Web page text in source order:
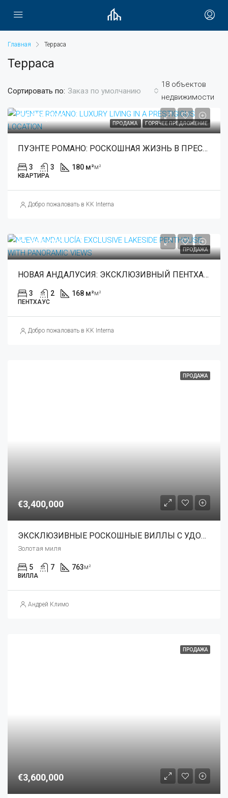
Главная Терраса
Терраса
18 объектов
недвижимости
Сортировать по: Заказ по умолчанию
ПРОДАЖА ГОРЯЧЕЕ ПРЕДЛОЖЕНИЕ
€4,650,000
ПУЭНТЕ РОМАНО: РОСКОШНАЯ ЖИЗНЬ В ПРЕСТИЖНОМ МЕСТЕ
3 3 180 м²м²
КВАРТИРА
Добро пожаловать в KK International Estate
ПРОДАЖА
€1,035,000
НОВАЯ АНДАЛУСИЯ: ЭКСКЛЮЗИВНЫЙ ПЕНТХАУС НА БЕРЕГУ ОЗЕРА С ПАНОРАМНЫМ ВИДОМ
3 2 168 м²м²
ПЕНТХАУС
Добро пожаловать в KK International Estate
ПРОДАЖА
€3,400,000
ЭКСКЛЮЗИВНЫЕ РОСКОШНЫЕ ВИЛЛЫ С УДОБСТВАМИ 5*
Золотая миля
5 7 763м²
ВИЛЛА
Андрей Климо
ПРОДАЖА
€3,600,000